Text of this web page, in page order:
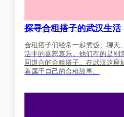
探寻合租搭子的武汉生活
合租搭子们经常一起煮饭、聊天
活中的喜怒哀乐。他们有的是刚
同道合的合租搭子。在武汉这座
着属于自己的合租故事。